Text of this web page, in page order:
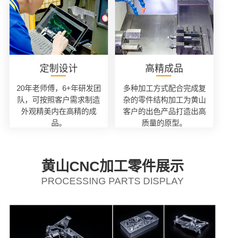
定制设计
20年老师傅，6+年研发团
队，可按照客户需求制造
外观精美内在高精的成
品。
高精成品
多种加工方式配合完成复
杂的零件结构加工为黄山
客户的出色产品打造出高
质量的原型。
黄山CNC加工零件展示
PROCESSING PARTS DISPLAY